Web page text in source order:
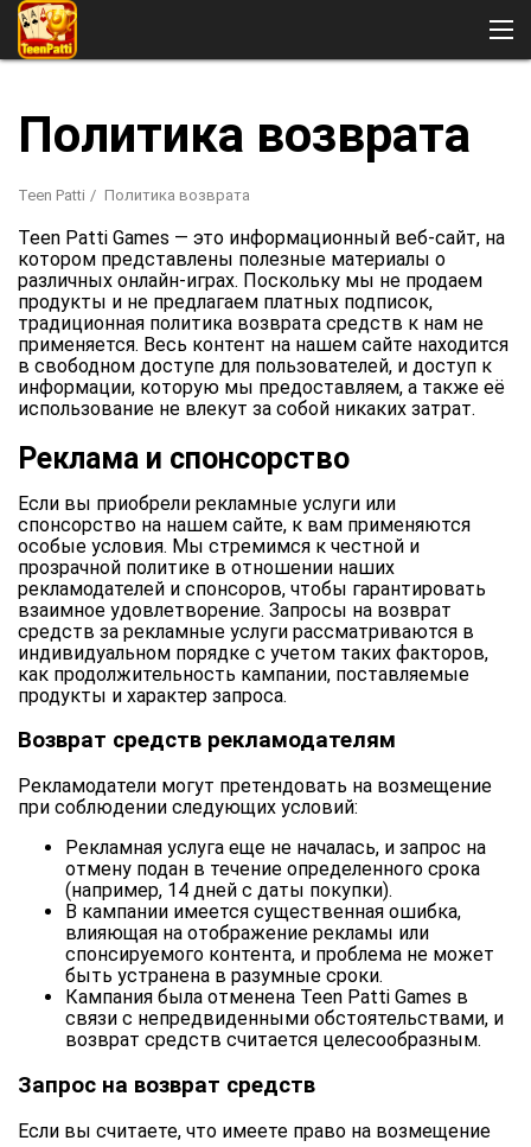
Регистрация
Бонусы
Стратегии
Правила
Отзывы
Политика возврата
Teen Patti Политика возврата
Teen Patti Games — это информационный веб-сайт, на
котором представлены полезные материалы о
различных онлайн-играх. Поскольку мы не продаем
продукты и не предлагаем платных подписок,
традиционная политика возврата средств к нам не
применяется. Весь контент на нашем сайте находится
в свободном доступе для пользователей, и доступ к
информации, которую мы предоставляем, а также её
использование не влекут за собой никаких затрат.
Реклама и спонсорство
Если вы приобрели рекламные услуги или
спонсорство на нашем сайте, к вам применяются
особые условия. Мы стремимся к честной и
прозрачной политике в отношении наших
рекламодателей и спонсоров, чтобы гарантировать
взаимное удовлетворение. Запросы на возврат
средств за рекламные услуги рассматриваются в
индивидуальном порядке с учетом таких факторов,
как продолжительность кампании, поставляемые
продукты и характер запроса.
Возврат средств рекламодателям
Рекламодатели могут претендовать на возмещение
при соблюдении следующих условий:
Рекламная услуга еще не началась, и запрос на
отмену подан в течение определенного срока
(например, 14 дней с даты покупки).
В кампании имеется существенная ошибка,
влияющая на отображение рекламы или
спонсируемого контента, и проблема не может
быть устранена в разумные сроки.
Кампания была отменена Teen Patti Games в
связи с непредвиденными обстоятельствами, и
возврат средств считается целесообразным.
Запрос на возврат средств
Если вы считаете, что имеете право на возмещение